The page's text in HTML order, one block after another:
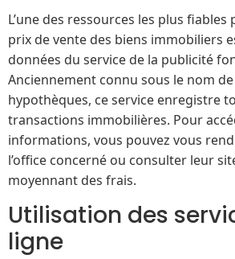
L’une des ressources les plus
prix de vente des biens immobiliers
données du service de la publicité
Anciennement connu sous le nom
hypothèques, ce service enregistre
transactions immobilières. Pour
informations, vous pouvez vous
l’office concerné ou consulter leur
moyennant des frais.
Utilisation des
ligne